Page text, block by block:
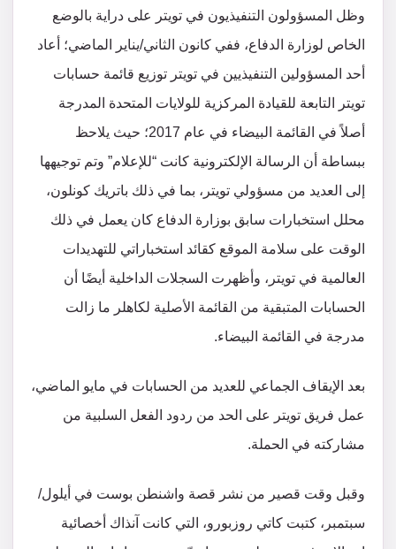
وظل المسؤولون التنفيذيون في تويتر على دراية بالوضع
الخاص لوزارة الدفاع، ففي كانون الثاني/يناير الماضي؛ أعاد
أحد المسؤولين التنفيذيين في تويتر توزيع قائمة حسابات
تويتر التابعة للقيادة المركزية للولايات المتحدة المدرجة
أصلاً في القائمة البيضاء في عام 2017؛ حيث يلاحظ
ببساطة أن الرسالة الإلكترونية كانت “للإعلام” وتم توجيهها
إلى العديد من مسؤولي تويتر، بما في ذلك باتريك كونلون،
محلل استخبارات سابق بوزارة الدفاع كان يعمل في ذلك
الوقت على سلامة الموقع كقائد استخباراتي للتهديدات
العالمية في تويتر، وأظهرت السجلات الداخلية أيضًا أن
الحسابات المتبقية من القائمة الأصلية لكاهلر ما زالت
مدرجة في القائمة البيضاء.
بعد الإيقاف الجماعي للعديد من الحسابات في مايو الماضي،
عمل فريق تويتر على الحد من ردود الفعل السلبية من
مشاركته في الحملة.
وقبل وقت قصير من نشر قصة واشنطن بوست في أيلول/
سبتمبر، كتبت كاتي روزبورو، التي كانت آنذاك أخصائية